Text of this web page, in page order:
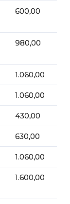
600,00
980,00
1.060,00
1.060,00
430,00
630,00
1.060,00
1.600,00